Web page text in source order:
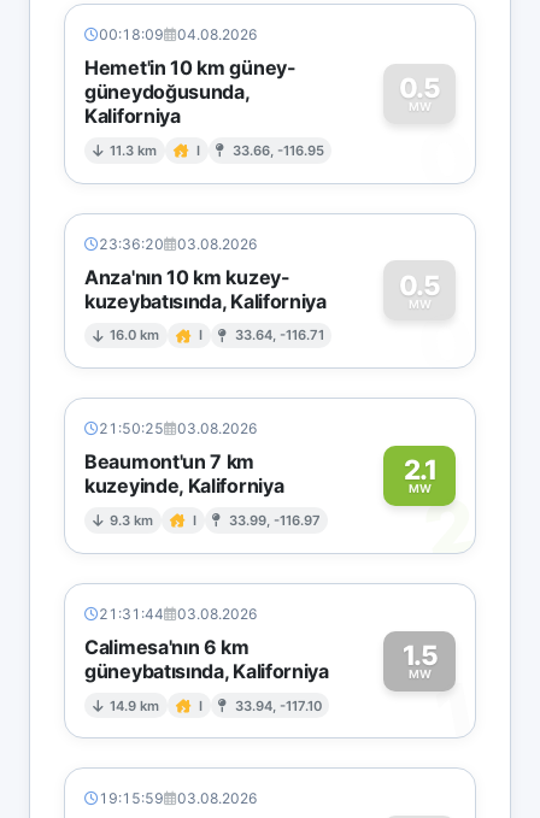
00:18:09 04.08.2026
Hemet'in 10 km güney-
güneydoğusunda,
Kaliforniya
11.3 km I 33.66, -116.95
0.5
MW
0
23:36:20 03.08.2026
Anza'nın 10 km kuzey-
kuzeybatısında, Kaliforniya
16.0 km I 33.64, -116.71
0.5
MW
0
21:50:25 03.08.2026
Beaumont'un 7 km
kuzeyinde, Kaliforniya
9.3 km I 33.99, -116.97
2.1
MW
2
21:31:44 03.08.2026
Calimesa'nın 6 km
güneybatısında, Kaliforniya
14.9 km I 33.94, -117.10
1.5
MW1
19:15:59 03.08.2026